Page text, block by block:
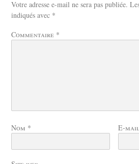
Votre adresse e-mail ne sera pas publiée.
indiqués avec *
Commentaire *
Nom * E-